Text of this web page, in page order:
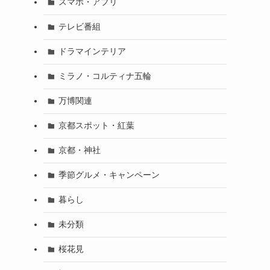
テレビ番組
ドラマインテリア
ミラノ・コルティナ五輪
万博関連
京都スポット・紅葉
京都・神社
季節グルメ・キャンペーン
暮らし
未分類
桜花見